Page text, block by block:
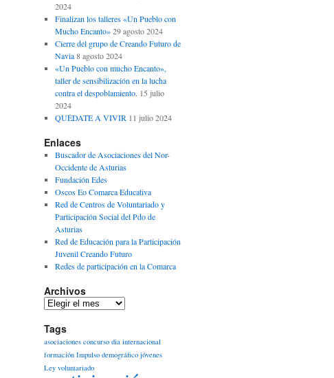
2024
Finalizan los talleres «Un Pueblo con
Mucho Encanto» 29 agosto 2024
Cierre del grupo de Creando Futuro de
Navia 8 agosto 2024
«Un Pueblo con mucho Encanto»,
taller de sensibilización en la lucha
contra el despoblamiento. 15 julio
2024
QUÉDATE A VIVIR 11 julio 2024
Enlaces
Buscador de Asociaciones del Nor-
Occidente de Asturias
Fundación Edes
Oscos Eo Comarca Educativa
Red de Centros de Voluntariado y
Participación Social del Pdo de
Asturias
Red de Educación para la Participación
Juvenil Creando Futuro
Redes de participación en la Comarca
Archivos
Archivos
Tags
asociaciones concurso dia internacional
formación Impulso demográfico jóvenes
Ley voluntariado